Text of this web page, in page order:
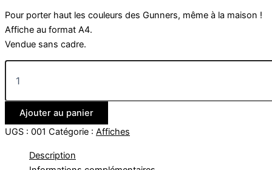
Pour porter haut les couleurs des Gunners, même à la maison !
Affiche au format A4.
Vendue sans cadre.
quantité
-
BleuAjouter au panier
UGS : 001 Catégorie : Affiches
Description